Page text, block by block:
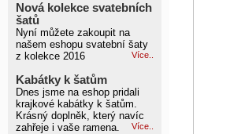
Nová kolekce svatebních
šatů
Nyní můžete zakoupit na
našem eshopu svatební šaty
z kolekce 2016
Více..
Kabátky k šatům
Dnes jsme na eshop pridali
krajkové kabátky k šatům.
Krásný doplněk, který navíc
zahřeje i vaše ramena.
Více..